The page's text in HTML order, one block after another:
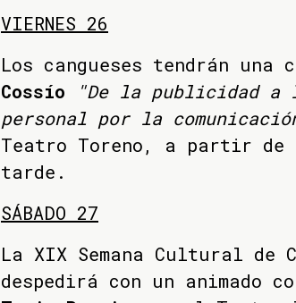
VIERNES 26
Los cangueses tendrán una
Cossío "De la publicidad
personal por la
Teatro Toreno, a partir
tarde.
SÁBADO 27
La XIX Semana Cultural de
despedirá con un animado